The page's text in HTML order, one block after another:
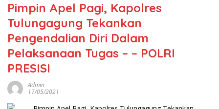
Pimpin Apel Pagi, Kapolres
Tulungagung Tekankan
Pengendalian Diri Dalam
Pelaksanaan Tugas – – POLRI
PRESISI
Admin
17/05/2021